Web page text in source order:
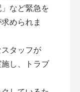
など緊急を
められま
タッフが
施し、トラブ